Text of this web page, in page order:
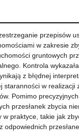
przepisów
w zakresie
gruntowych
Kontrola
z błędnej
staranności w realizacji
Pomimo
przesłanek zbycia
w praktyce, takie jak
odpowiednich